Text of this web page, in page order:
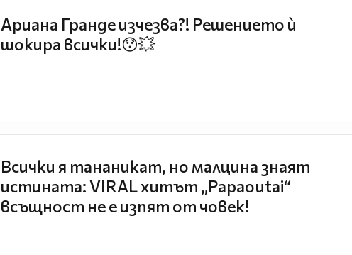
Ариана Гранде изчезва?! Решението ѝ
шокира всички!😯💥
Всички я тананикат, но малцина знаят
истината: VIRAL хитът „Papaoutai“
всъщност не е изпят от човек!